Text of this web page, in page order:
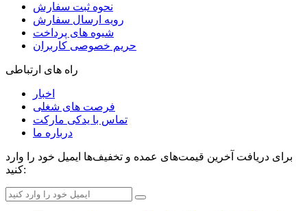
نحوه ثبت سفارش
رویه ارسال سفارش
شیوه های پرداخت
حریم خصوصی کاربران
راه های ارتباطی
اخبار
فرصت های شغلی
تماس با یدکی مارکت
درباره ما
برای دریافت آخرین قیمت‌های عمده و تخفیف‌ها ایمیل خود را وارد
کنید: